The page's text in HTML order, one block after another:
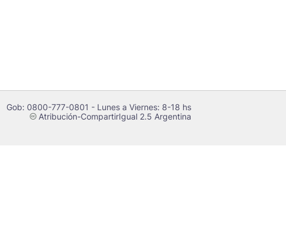
Gob: 0800-777-0801 - Lunes a Viernes: 8-18 hs
cAtribución-CompartirIgual 2.5 Argentina